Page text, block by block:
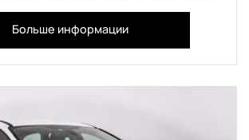
Больше информации